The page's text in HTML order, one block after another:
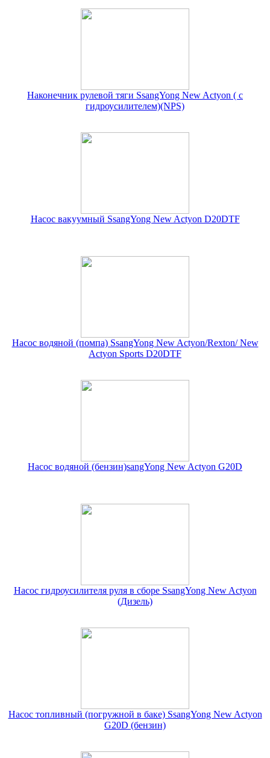
Наконечник рулевой тяги SsangYong New Actyon ( с
гидроусилителем)(NPS)
Насос вакуумный SsangYong New Actyon D20DTF
Насос водяной (помпа) SsangYong New Actyon/Rexton/ New
Actyon Sports D20DTF
Насос водяной (бензин)sangYong New Actyon G20D
Насос гидроусилителя руля в сборе SsangYong New Actyon
(Дизель)
Насос топливный (погружной в баке) SsangYong New Actyon
G20D (бензин)